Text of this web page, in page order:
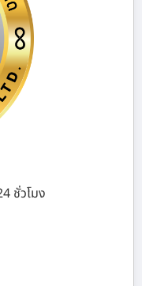
ชั่วโมง